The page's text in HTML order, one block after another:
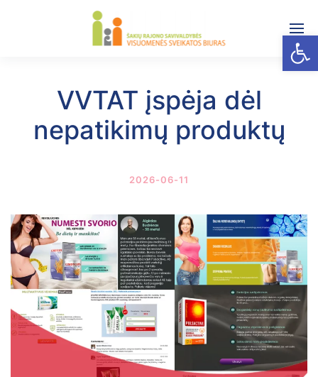
VVTAT įspėja dėl
nepatikimų produktų
2026-06-11